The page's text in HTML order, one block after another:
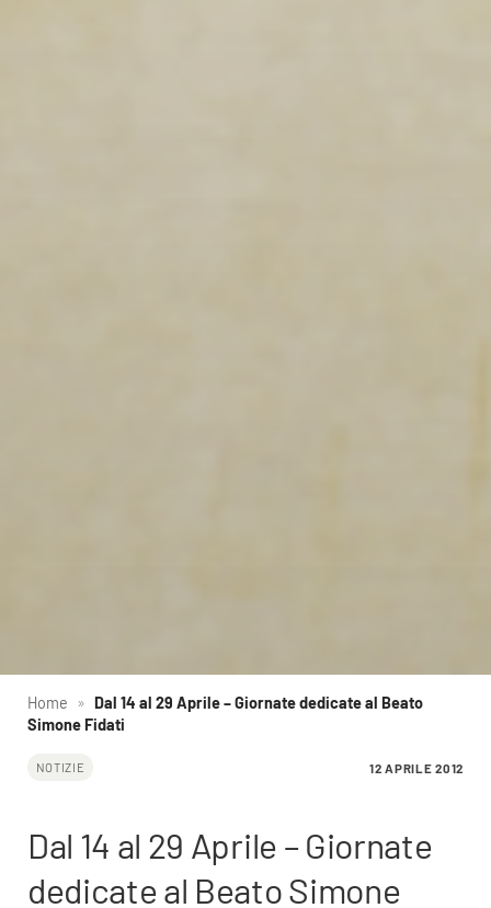
Home » Dal 14 al 29 Aprile – Giornate dedicate al Beato
Simone Fidati
NOTIZIE 12 APRILE 2012
Dal 14 al 29 Aprile – Giornate
dedicate al Beato Simone